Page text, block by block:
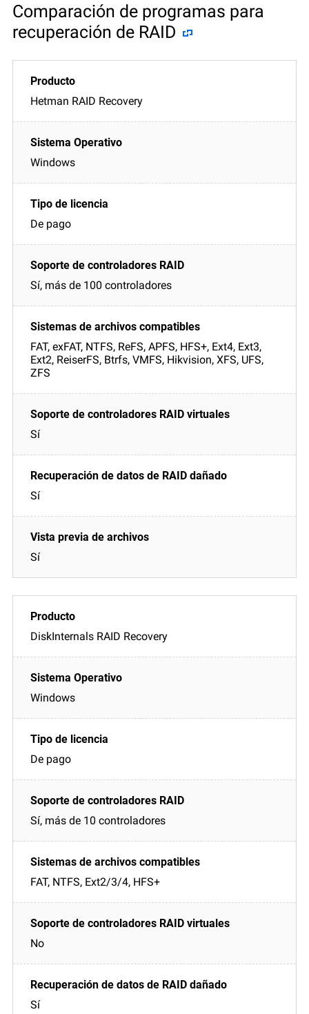
Comparación de programas para
recuperación de RAID
Hetman RAID Recovery
Windows
De pago
Sí, más de 100 controladores
FAT, exFAT, NTFS, ReFS, APFS, HFS+, Ext4, Ext3,
Ext2, ReiserFS, Btrfs, VMFS, Hikvision, XFS, UFS,
ZFS
Sí
Sí
Sí
DiskInternals RAID Recovery
Windows
De pago
Sí, más de 10 controladores
FAT, NTFS, Ext2/3/4, HFS+
No
Sí